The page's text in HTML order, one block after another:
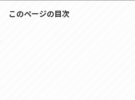
このページの目次